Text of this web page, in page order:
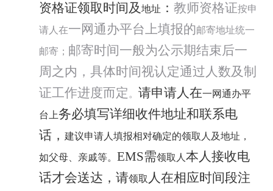
资格证领取时间及 地址 ： 教师资格证按申
请人在一网通办平台上填报的邮寄地址统一
邮寄； 邮寄时间一般为公示期结束后一
周之内，具体时间视认定通过人数及制
证工作进度而定 。 请申请人在一网通办平
台上务必填写详细收件地址和联系电
话， 建议申请人填报相对确定的领取人及地址，
如父母、亲戚等。 EMS需领取人 本人接收电
话才会送达，请领取 人在相应时间段注